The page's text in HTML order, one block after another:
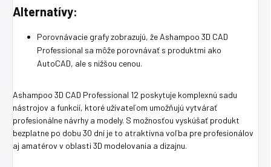
Alternatívy:
Porovnávacie grafy zobrazujú, že Ashampoo 3D CAD
Professional sa môže porovnávať s produktmi ako
AutoCAD, ale s nižšou cenou.
Ashampoo 3D CAD Professional 12 poskytuje komplexnú sadu
nástrojov a funkcií, ktoré užívateľom umožňujú vytvárať
profesionálne návrhy a modely. S možnosťou vyskúšať produkt
bezplatne po dobu 30 dní je to atraktívna voľba pre profesionálov
aj amatérov v oblasti 3D modelovania a dizajnu.